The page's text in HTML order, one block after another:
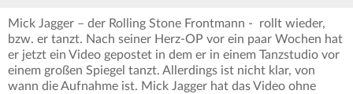
Mick Jagger – der Rolling Stone Frontmann - rollt wieder,
bzw. er tanzt. Nach seiner Herz-OP vor ein paar Wochen hat
er jetzt ein Video gepostet in dem er in einem Tanzstudio vor
einem großen Spiegel tanzt. Allerdings ist nicht klar, von
wann die Aufnahme ist. Mick Jagger hat das Video ohne